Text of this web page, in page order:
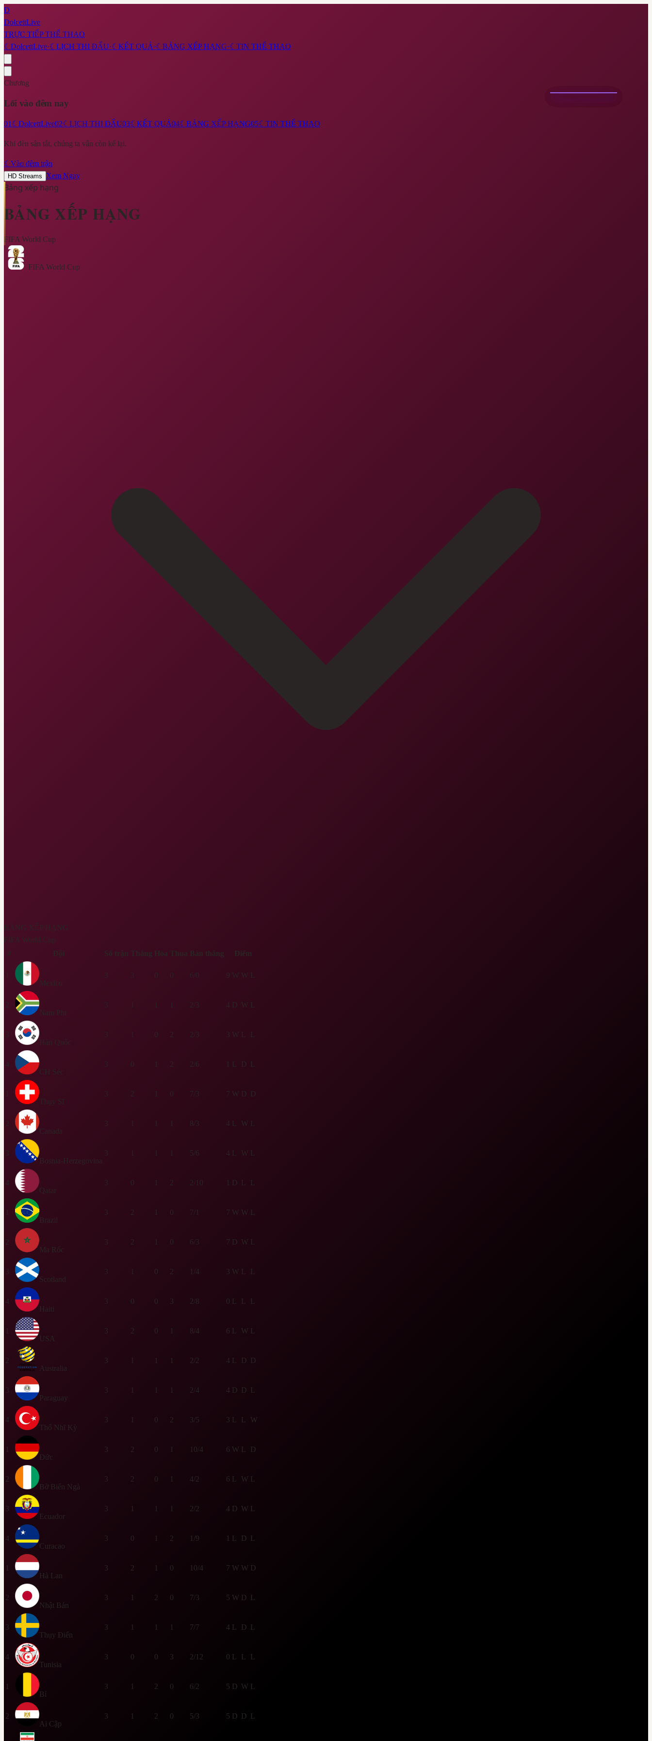
D
DolcettLive
TRỰC TIẾP THỂ THAO
☾ DolcettLive·☾ LỊCH THI ĐẤU·☾ KẾT QUẢ·☾ BẢNG XẾP HẠNG·☾ TIN THỂ THAO
Chương
Lối vào đêm nay
01☾ DolcettLive02☾ LỊCH THI ĐẤU03☾ KẾT QUẢ04☾ BẢNG XẾP HẠNG05☾ TIN THỂ THAO
Khi đèn sân tắt, chúng ta vẫn còn kể lại.
☾ Vào đêm trận
HD Streams Xem Ngay
Bảng xếp hạng
BẢNG XẾP HẠNG
FIFA World Cup
FIFA World Cup
BẢNG XẾP HẠNG
FIFA World Cup
#
Đội Số trận Thắng Hòa Thua Bàn thắng Điểm
Mexico
3 3 0 0 6/0 9 W W L
Nam Phi
3 1 2/3 4 D W L
3
Hàn Quốc
3 0 2 2/3 3 W L L
4
CH Séc
3 0 1 2 2/6 1 L D L
Thụy Sĩ
3 2 1 0 7/3 7 W D D
2
Canada
3 1 1 1 8/3 4 L W L
3
Bosnia-Herzegovina
3 1 1 1 5/6 4 L W L
4
Qatar
3 0 1 2 2/10 1 D L L
1
Brazil
3 2 1 0 7/1 7 W W L
2
Ma Rốc
3 2 1 0 6/3 7 D W L
3
Scotland
3 1 0 2 1/4 3 W L L
4
Haiti
3 0 0 3 2/8 0 L L L
1
USA
3 2 0 1 8/4 6 L W L
2
Australia
3 1 1 1 2/2 4 L D D
3
Paraguay
3 1 1 1 2/4 4 D D L
4
Thổ Nhĩ Kỳ
3 1 0 2 3/5 3 L L W
1
Đức
3 2 0 1 10/4 6 W L D
2
Bờ Biển Ngà
3 2 0 1 4/2 6 L W L
3
Ecuador
3 1 1 1 2/2 4 D W L
4
Curacao
3 0 1 2 1/9 1 L D L
1
Hà Lan
3 2 1 0 10/4 7 W W D
2
Nhật Bản
3 1 2 0 7/3 5 W D L
3
Thụy Điển
3 1 1 1 7/7 4 L D L
4
Tunisia
3 0 0 3 2/12 0 L L L
1
Bỉ
3 1 2 0 6/2 5 D W L
2
Ai Cập
3 1 2 0 5/3 5 D D L